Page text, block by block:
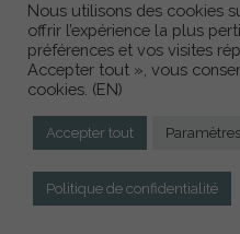
vous
© TOUS DROITS RÉSERVÉS 2020 -
WEB :L’AGENCE SECRÈTE
Nous utilisons des cookies
offrir l’expérience la plus
préférences et vos visites
Accepter tout », vous
cookies. (EN)
Accepter tout
Politique de confidentialité